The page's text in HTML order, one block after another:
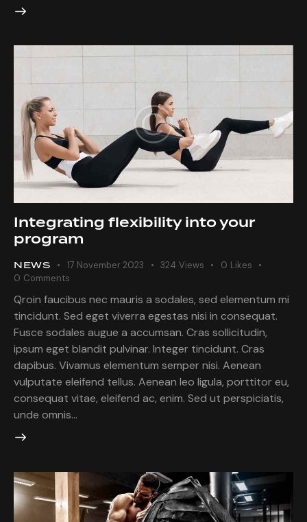
Integrating flexibility into your
program
NEWS 17 November 2023 324 Views 0 Likes
0 Comments
Qroin faucibus nec mauris a sodales, sed elementum mi
tincidunt. Sed eget viverra egestas nisi in consequat.
Fusce sodales augue a accumsan. Cras sollicitudin,
ipsum eget blandit pulvinar. Integer tincidunt. Cras
dapibus. Vivamus elementum semper nisi. Aenean
vulputate eleifend tellus. Aenean leo ligula, porttitor eu,
consequat vitae, eleifend ac, enim. Sed ut perspiciatis,
unde omnis…